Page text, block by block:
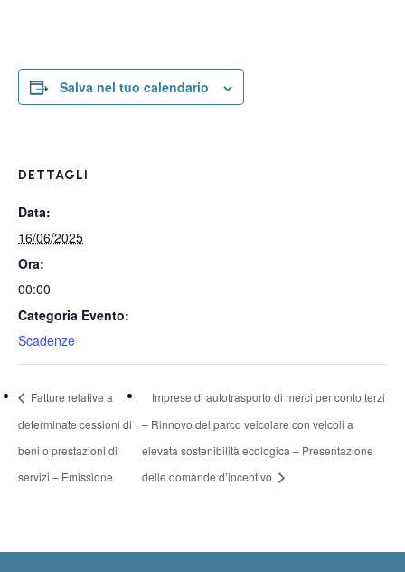
Salva nel tuo calendario
DETTAGLI
Data:
16/06/2025
Ora:
00:00
Categoria Evento:
Scadenze
Fatture relative a
determinate cessioni di
beni o prestazioni di
servizi – Emissione
Imprese di autotrasporto di merci per conto terzi
– Rinnovo del parco veicolare con veicoli a
elevata sostenibilità ecologica – Presentazione
delle domande d’incentivo